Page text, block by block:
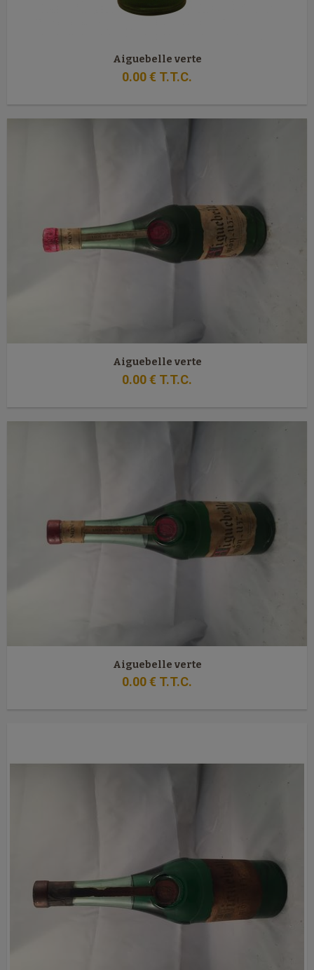
Aiguebelle verte
0.00€ T.T.C.
Aiguebelle verte
0.00€ T.T.C.
Aiguebelle verte
0.00€ T.T.C.